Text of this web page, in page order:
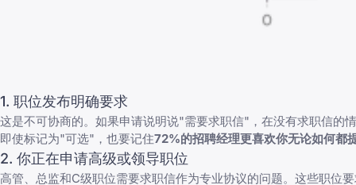
1. 职位发布明确要求
这是不可协商的。如果申请说明说"需要求职信"，在没有求职信
即使标记为"可选"，也要记住72%的招聘经理更喜欢你无论如何都
2. 你正在申请高级或领导职位
高管、总监和C级职位需要求职信作为专业协议的问题。这些职位